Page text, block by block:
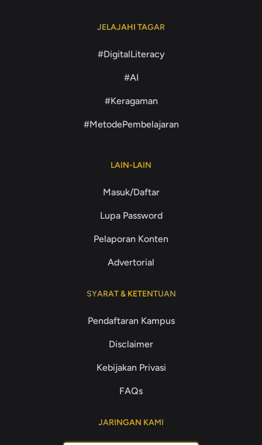
JELAJAHI TAGAR
#DigitalLiteracy
#AI
#Keragaman
#MetodePembelajaran
LAIN-LAIN
Masuk/Daftar
Lupa Password
Pelaporan Konten
Advertorial
SYARAT & KETENTUAN
Pendaftaran Kampus
Disclaimer
Kebijakan Privasi
FAQs
JARINGAN KAMI